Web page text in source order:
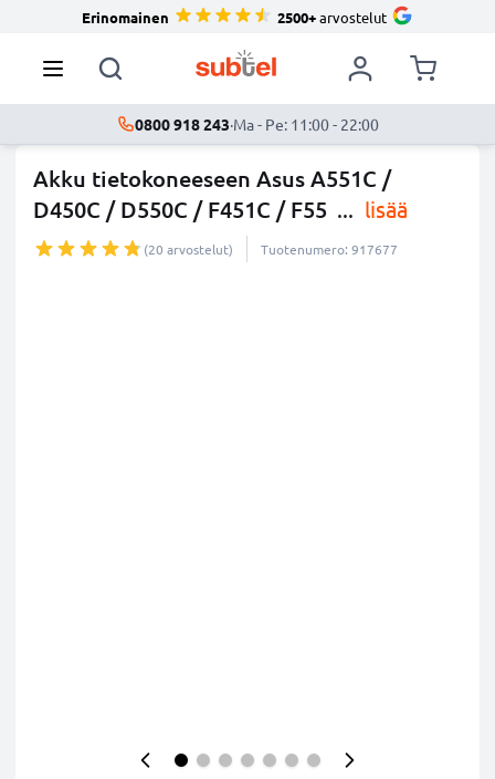
Erinomainen 2500+arvostelut
0800 918 243·Ma - Pe: 11:00 - 22:00
Akku tietokoneeseen Asus A551C /
D450C / D550C / F451C / F55 ... lisää
(20 arvostelut) Tuotenumero: 917677